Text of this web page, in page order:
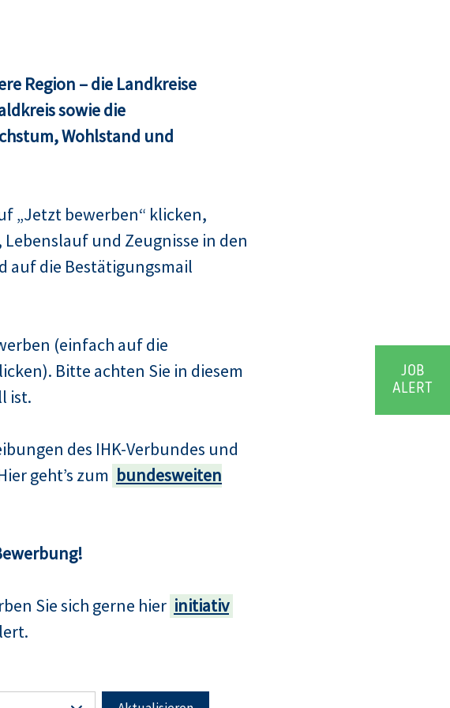
Region – die Landkreise
sowie die
Wohlstand und
„Jetzt bewerben“ klicken,
und Zeugnisse in den
auf die Bestätigungsmail
(einfach auf die
Bitte achten Sie in diesem
ist.
des IHK-Verbundes und
geht’s zum bundesweiten
Sie sich gerne hier initiativ
JOB
ALERT